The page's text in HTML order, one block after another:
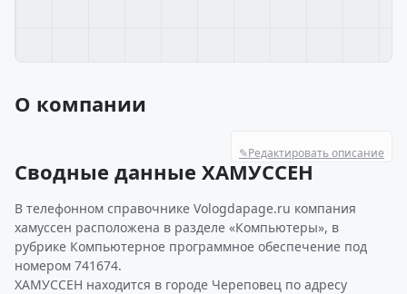
О компании
✎Редактировать описание
Сводные данные ХАМУССЕН
В телефонном справочнике Vologdapage.ru компания
хамуссен расположена в разделе «Компьютеры», в
рубрике Компьютерное программное обеспечение под
номером 741674.
ХАМУССЕН находится в городе Череповец по адресу